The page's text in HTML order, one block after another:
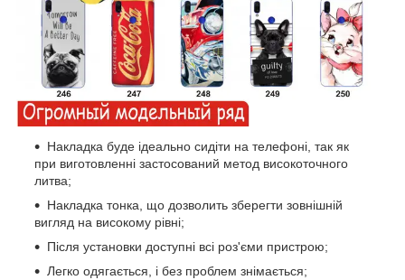
Накладка буде ідеально сидіти на телефоні, так як
при виготовленні застосований метод високоточного
литва;
Накладка тонка, що дозволить зберегти зовнішній
вигляд на високому рівні;
Після установки доступні всі роз'єми пристрою;
Легко одягається, і без проблем знімається;